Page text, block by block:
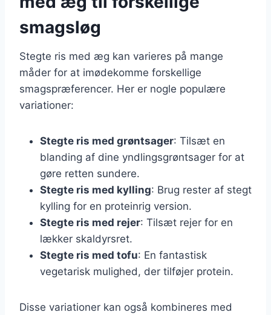
smagsløg
Stegte ris med æg kan varieres på mange
måder for at imødekomme forskellige
smagspræferencer. Her er nogle populære
variationer:
Stegte ris med grøntsager: Tilsæt en
blanding af dine yndlingsgrøntsager for at
gøre retten sundere.
Stegte ris med kylling: Brug rester af stegt
kylling for en proteinrig version.
Stegte ris med rejer: Tilsæt rejer for en
lækker skaldyrsret.
Stegte ris med tofu: En fantastisk
vegetarisk mulighed, der tilføjer protein.
Disse variationer kan også kombineres med